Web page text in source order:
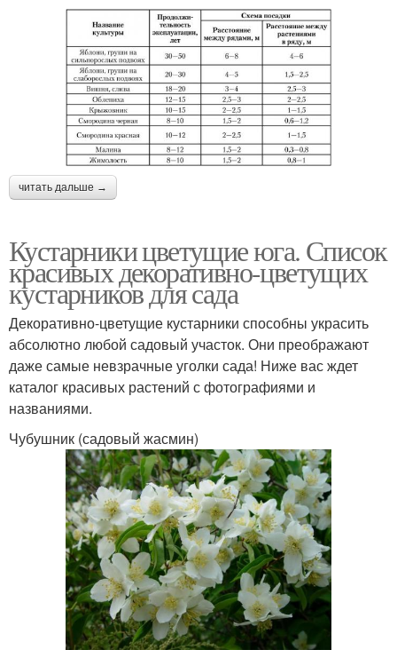
читать дальше →
Кустарники цветущие юга. Список
красивых декоративно-цветущих
кустарников для сада
Декоративно-цветущие кустарники способны украсить
абсолютно любой садовый участок. Они преображают
даже самые невзрачные уголки сада! Ниже вас ждет
каталог красивых растений с фотографиями и
названиями.
Чубушник (садовый жасмин)